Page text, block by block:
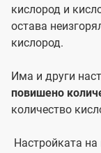
кислород и
остава
кислород.
Има и други
повишено
количество
Настройката